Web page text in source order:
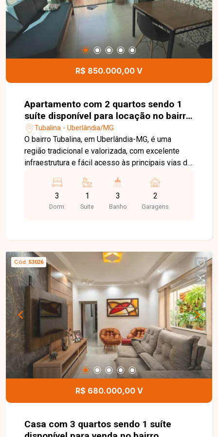
para investir ou construir em um dos bairros mais
desejados de Uberlândia. Agende uma visita e
conheça de perto todo o potencial deste terreno.
R$ 850.000,00 V
Apartamento com 2 quartos sendo 1
suíte disponível para locação no bairro
Tubalina em Uberlândia-MG
Tubalina - Uberlândia/MG
O bairro Tubalina, em Uberlândia-MG, é uma
região tradicional e valorizada, com excelente
infraestrutura e fácil acesso às principais vias da
farmácias, comércios e diversos serviços,
oferece praticidade e qualidade de vida para toda
a família. Cobertura com sol da manhã com
03 quartos, sendo 01 suíte, 02 banheiro social e
cozinha funcional. No segundo piso, dispõe de
ampla sala de TV, closet com possibilidade de
reversão para um 03º quarto, além de área
gourmet integrada à lavanderia, proporcionando
um ambiente ideal para momentos de lazer e
confraternização. Entre em contato para mais
informações e agende uma visita para conhecer
esta excelente cobertura.
3
Dorm.
1
Suite
3
Banho
2
Garagens
Cód. 53026
R$ 680.000,00 V
Casa com 3 quartos sendo 1 suíte